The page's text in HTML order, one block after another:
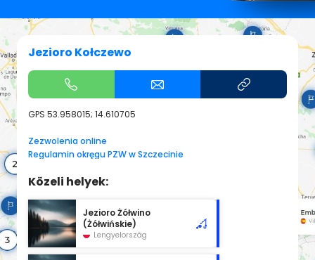
Jezioro Kołczewo
GPS 53.958015; 14.610705
Zezwolenia online
Regulamin okręgu PZW w Szczecinie
Közeli helyek:
Jezioro Żółwino
(Żółwińskie)
Lengyelország